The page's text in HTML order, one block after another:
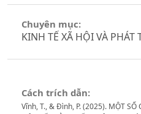
Chuyên mục:
KINH TẾ XÃ HỘI VÀ PHÁT
Cách trích dẫn:
Vĩnh, T., & Đình, P. (2025). MỘT SỐ